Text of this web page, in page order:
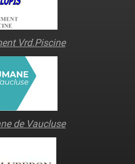
Vrd.Piscine
de Vaucluse